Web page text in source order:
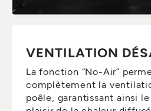
VENTILATION
La fonction “No-Air”
complètement la
poêle, garantissant ainsi